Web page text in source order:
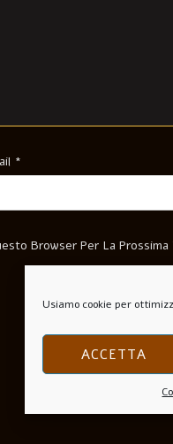
Usiamo cookie per
ACCETTA
*
Browser Per La